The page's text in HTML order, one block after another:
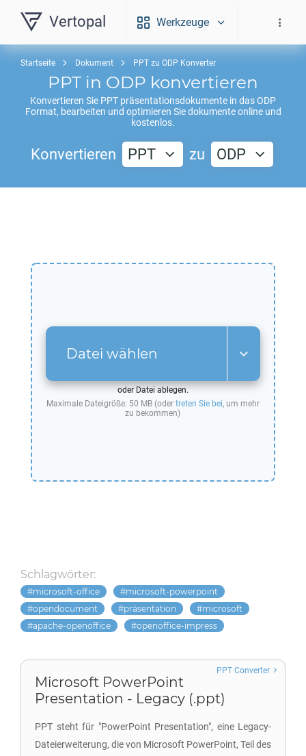
Vertopal Werkzeuge
Startseite Dokument PPT zu ODP Konverter
PPT in ODP konvertieren
Konvertieren Sie PPT präsentationsdokumente in dasODP
Format, bearbeiten und optimieren Sie dokumente online und
kostenlos.
Konvertieren PPT zu ODP
Datei wählen
oder Datei ablegen.
Maximale Dateigröße: 50 MB (oder treten Sie bei, um mehr
zu bekommen)
Schlagwörter:
microsoft-office
microsoft-powerpoint
opendocument
präsentation
microsoft
apache-openoffice
openoffice-impress
Microsoft PowerPoint
Presentation - Legacy (.ppt)
PPT steht für "PowerPoint Presentation", eine Legacy-
Dateierweiterung, die von Microsoft PowerPoint, Teil des
PPT Converter